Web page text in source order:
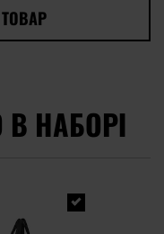
НАБОРІ